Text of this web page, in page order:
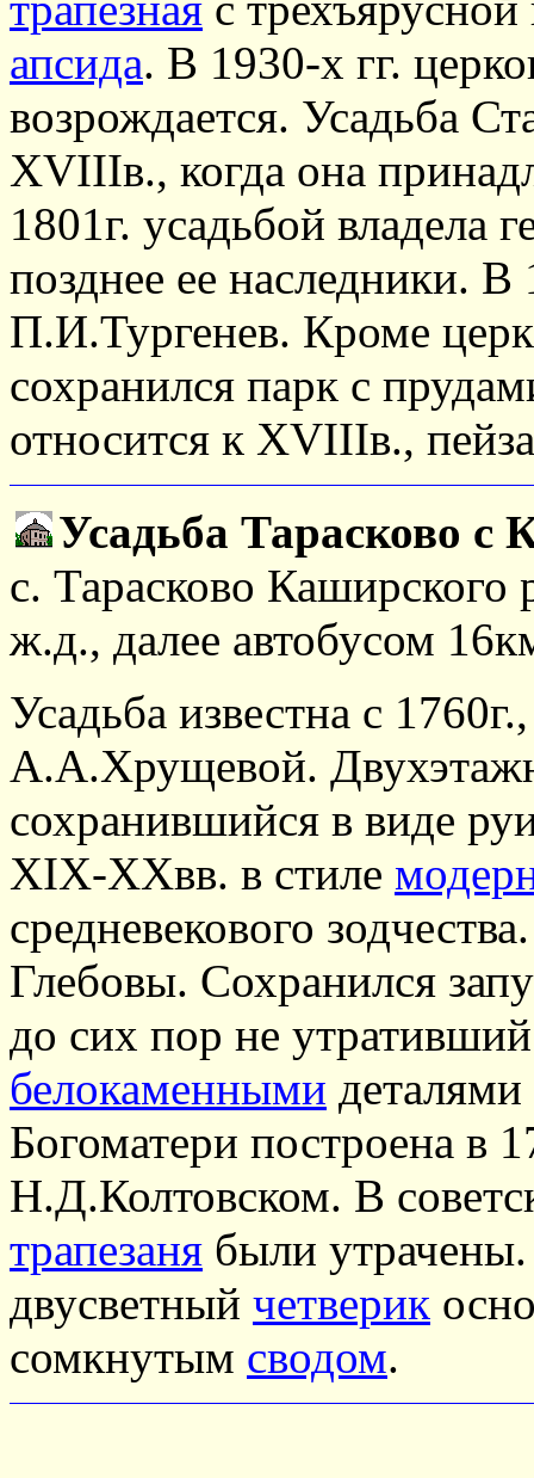
апсида. В 1930-х гг.
возрождается. Усадьба
XVIIIв., когда она
1801г. усадьбой владела
позднее ее наследники.
П.И.Тургенев. Кроме
сохранился парк с
относится к XVIIIв.,
Усадьба Тарасково с
с. Тарасково
ж.д., далее автобусом
Усадьба известна с
А.А.Хрущевой.
сохранившийся в виде
XIX-XXвв. в стиле
средневекового
Глебовы. Сохранился
до сих пор не
белокаменными
Богоматери построена в
Н.Д.Колтовском. В
трапезаня были
двусветный четверик
сомкнутым сводом.